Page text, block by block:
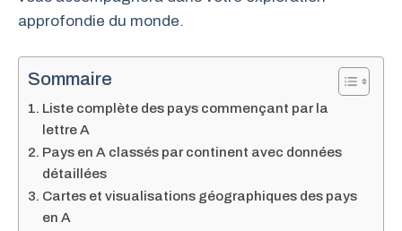
approfondie du monde.
Sommaire
Liste complète des pays commençant par la
lettre A
Pays en A classés par continent avec données
détaillées
Cartes et visualisations géographiques des pays
en A